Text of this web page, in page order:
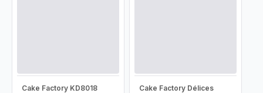
Cake Factory KD8018
Cake Factory Délices